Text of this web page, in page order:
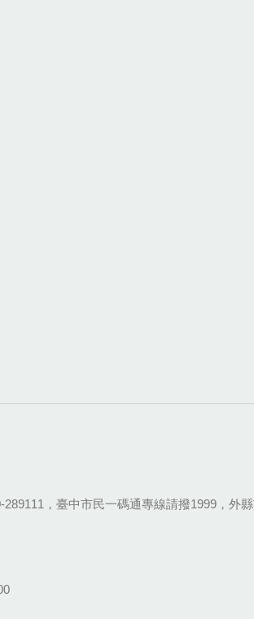
289111，臺中市民一碼通專線請撥1999，外